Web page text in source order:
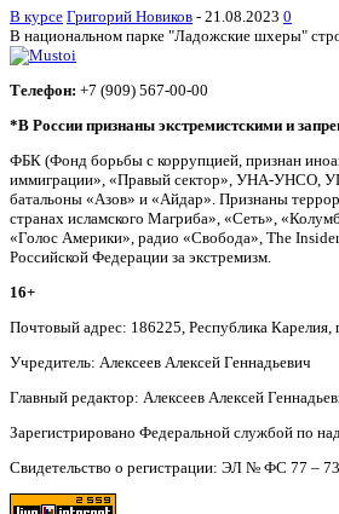
В курсе Григорий Новиков - 21.08.2023 0
В национальном парке "Ладожские шхеры"
Телефон: +7 (909) 567-00-00
*В России признаны экстремистскими и
ФБК (Фонд борьбы с коррупцией, признан
иммиграции», «Правый сектор», УНА-УНСО,
батальоны «Азов» и «Айдар». Признаны
странах исламского Магриба», «Сеть»,
«Голос Америки», радио «Свобода», The
Российской Федерации за экстремизм.
16+
Почтовый адрес: 186225, Республика Карелия,
Учредитель: Алексеев Алексей Геннадьевич
Главный редактор: Алексеев Алексей
Зарегистрировано Федеральной службой по
Свидетельство о регистрации: ЭЛ № ФС 77 –